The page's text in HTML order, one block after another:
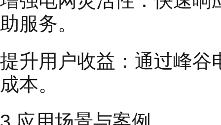
助服务。
提升用户收益：通过峰谷
成本。